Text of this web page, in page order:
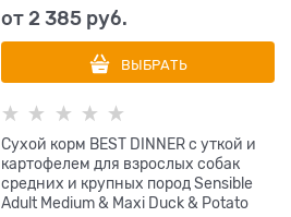
от2 385 руб.
ВЫБРАТЬ
Сухой корм BEST DINNER с уткой и
картофелем для взрослых собак
средних и крупных пород Sensible
Adult Medium & Maxi Duck & Potato